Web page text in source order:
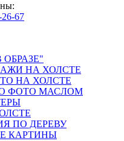
67
ОБРАЗЕ"
НА ХОЛСТЕ
НА ХОЛСТЕ
ФОТО МАСЛОМ
ПО ДЕРЕВУ
КАРТИНЫ